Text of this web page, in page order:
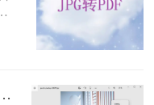
种高效方法详解（适用所有用户）